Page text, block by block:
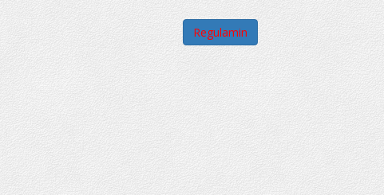
Regulamin